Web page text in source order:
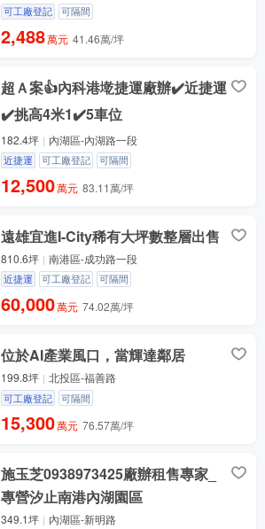
可工廠登記 可隔間
2,488萬元 41.46萬/坪
超Ａ案👍內科港墘捷運廠辦✔️近捷運
✔️挑高4米1✔️5車位
182.4坪 內湖區-內湖路一段
近捷運 可工廠登記 可隔間
12,500萬元 83.11萬/坪
遠雄宜進I-City稀有大坪數整層出售
810.6坪 南港區-成功路一段
近捷運 可工廠登記 可隔間
60,000萬元 74.02萬/坪
位於AI產業風口，當輝達鄰居
199.8坪 北投區-福善路
可工廠登記 可隔間
15,300萬元 76.57萬/坪
施玉芝0938973425廠辦租售專家_
專營汐止南港內湖園區
349.1坪 內湖區-新明路